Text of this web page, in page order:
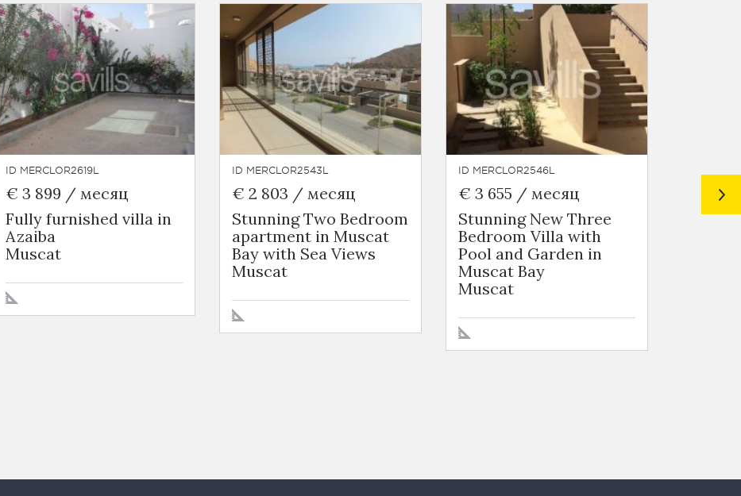
ID MERCLOR2619L
€ 3 899 / месяц
Fully furnished villa in
Azaiba
Muscat
ID MERCLOR2543L
€ 2 803 / месяц
Stunning Two Bedroom
apartment in Muscat
Bay with Sea Views
Muscat
ID MERCLOR2546L
€ 3 655 / месяц
Stunning New Three
Bedroom Villa with
Pool and Garden in
Muscat Bay
Muscat
€ 6